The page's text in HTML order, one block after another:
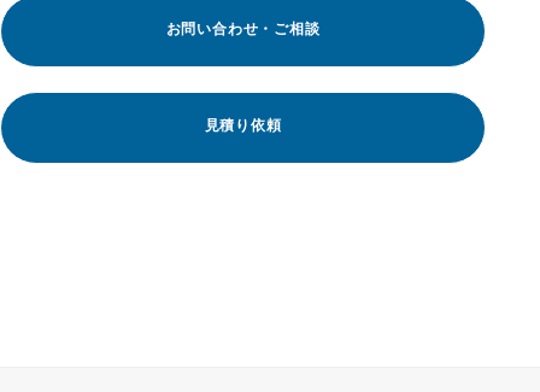
お問い合わせ・ご相談
見積り依頼